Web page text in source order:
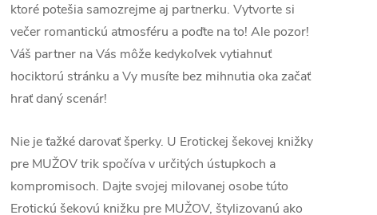
ktoré potešia samozrejme aj partnerku. Vytvorte si
večer romantickú atmosféru a poďte na to! Ale pozor!
Váš partner na Vás môže kedykoľvek vytiahnuť
hociktorú stránku a Vy musíte bez mihnutia oka začať
hrať daný scenár!
Nie je ťažké darovať šperky. U Erotickej šekovej knižky
pre MUŽOV trik spočíva v určitých ústupkoch a
kompromisoch. Dajte svojej milovanej osobe túto
Erotickú šekovú knižku pre MUŽOV, štylizovanú ako